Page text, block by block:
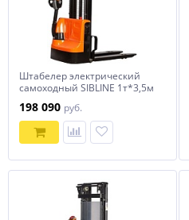
Штабелер электрический
самоходный SIBLINE 1т*3,5м
198 090 руб.